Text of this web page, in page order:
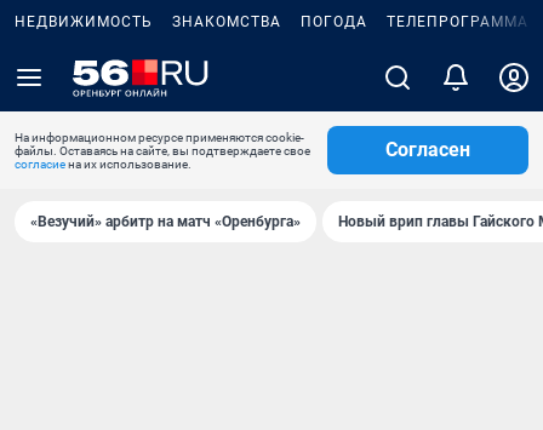
НЕДВИЖИМОСТЬ ЗНАКОМСТВА ПОГОДА ТЕЛЕПРОГРАММА
На информационном ресурсе применяются cookie-
файлы. Оставаясь на сайте, вы подтверждаете свое
согласиена их использование.
Согласен
«Везучий» арбитр на матч «Оренбурга» Новый врип главы Гайского